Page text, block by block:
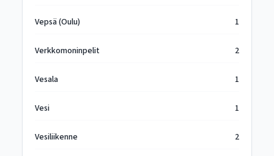
Vepsä (Oulu) 1
Verkkomoninpelit 2
Vesala 1
Vesi 1
Vesiliikenne 2